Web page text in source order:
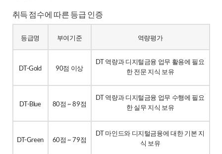
취득 점수에 따른 등급 인증
등급명 부여기준 역량평가
DT-Gold 90점 이상
DT 역량과 디지털금융 업무 활용에 필요
한 전문 지식 보유
DT-Blue 80점 ~ 89점
DT 역량과 디지털금융 업무 수행에 필요
한 실무 지식 보유
DT-Green 60점 ~ 79점
DT 마인드와 디지털금융에 대한 기본 지
식 보유